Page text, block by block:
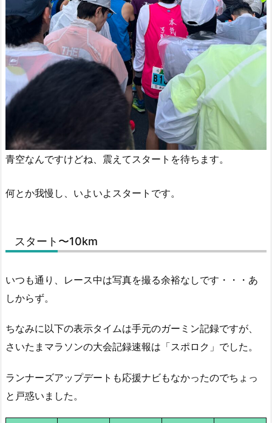
青空なんですけどね、震えてスタートを待ちます。
何とか我慢し、いよいよスタートです。
スタート〜10km
いつも通り、レース中は写真を撮る余裕なしです・・・あ
しからず。
ちなみに以下の表示タイムは手元のガーミン記録ですが、
さいたまマラソンの大会記録速報は「スポロク」でした。
ランナーズアップデートも応援ナビもなかったのでちょっ
と戸惑いました。